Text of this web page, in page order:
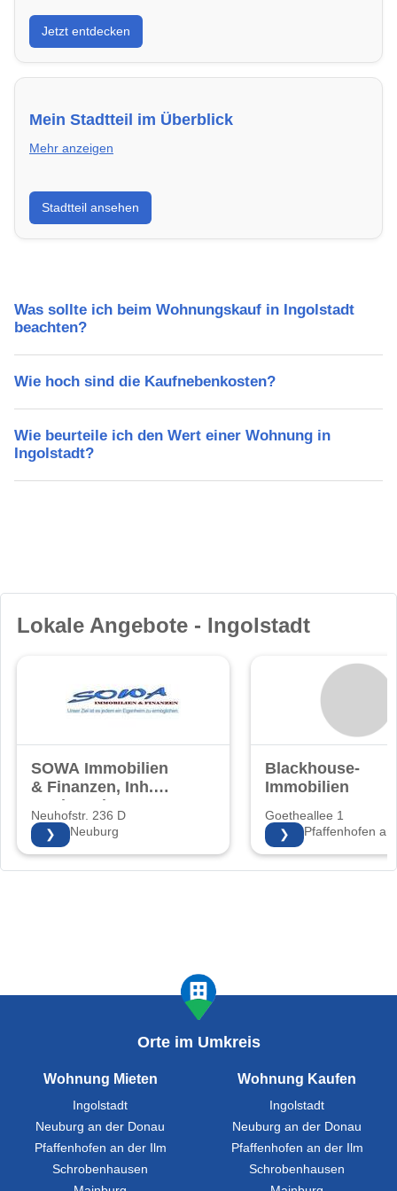
Entdecke Neubauprojekte in Ingolstadt – modern,
energieeffizient und sofort bezugsfertig.
Jetzt entdecken
Mein Stadtteil im Überblick
Mehr anzeigen
Erfahre mehr über deinen Stadtteil in Ingolstadt:
Lebensqualität, Verkehrsanbindung, Schulen,
Freizeitmöglichkeiten und Mietpreise.
Stadtteil ansehen
Was sollte ich beim Wohnungskauf in Ingolstadt
beachten?
Wie hoch sind die Kaufnebenkosten?
Wie beurteile ich den Wert einer Wohnung in
Ingolstadt?
Lokale Angebote - Ingolstadt
SOWA Immobilien
& Finanzen, Inh.
Sonja Walter
Neuhofstr. 236 D
86633 Neuburg
❯
Blackhouse-
Immobilien
Goetheallee 1
85276 Pfaffenhofen an
❯
Orte im Umkreis
Wohnung Mieten
Ingolstadt
Neuburg an der Donau
Pfaffenhofen an der Ilm
Schrobenhausen
Wohnung Kaufen
Ingolstadt
Neuburg an der Donau
Pfaffenhofen an der Ilm
Schrobenhausen